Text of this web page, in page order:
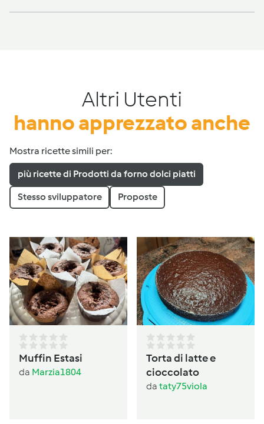
Altri Utenti
hanno apprezzato anche
Mostra ricette simili per:
più ricette di Prodotti da forno dolci piatti
Stesso sviluppatore Proposte
Muffin Estasi
da Marzia1804
Torta di latte e
cioccolato
da taty75viola